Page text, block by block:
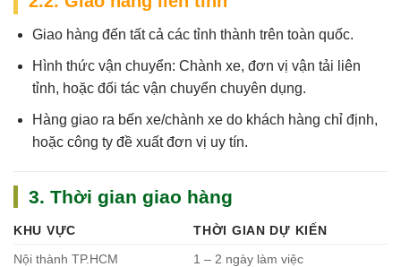
Giao hàng đến tất cả các tỉnh thành trên toàn quốc.
Hình thức vận chuyển: Chành xe, đơn vị vận tải liên
tỉnh, hoặc đối tác vận chuyển chuyên dụng.
Hàng giao ra bến xe/chành xe do khách hàng chỉ định,
hoặc công ty đề xuất đơn vị uy tín.
3. Thời gian giao hàng
KHU VỰC
THỜI GIAN DỰ KIẾN
Nội thành TP.HCM
1 – 2 ngày làm việc